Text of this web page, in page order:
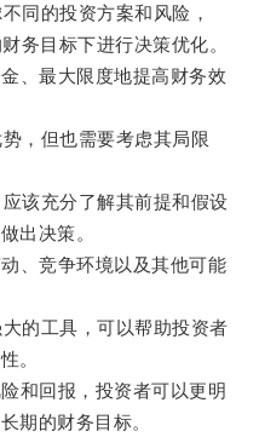
的投资方案和风险，
务目标下进行决策优化。
最大限度地提高财务效
，但也需要考虑其局限
该充分了解其前提和假设
出决策。
竞争环境以及其他可能
的工具，可以帮助投资者
。
回报，投资者可以更明
期的财务目标。